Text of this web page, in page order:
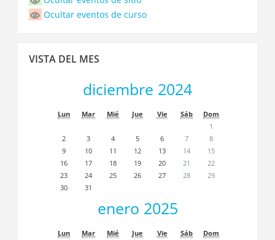
eventos
Ocultar eventos de curso
VistaVISTA DEL MES
diciembre 2024
Lun Mar Mié Jue Vie Sáb
Dom
1
2
3 4 5 6 7
8
9
10 11 12 13 14
15
16
17 18 19 20 21
22
23
24 25 26 27 28
29
30
31
enero 2025
Lun Mar Mié Jue Vie Sáb
Dom